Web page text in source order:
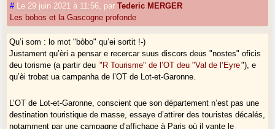
# Le 29 juin 2021 à 11:56 parTederic MERGER
Les bobos et la Gascogne profonde
Qu’i som : lo mot "bòbo" qu’ei sortit !-)
Justament qu’èri a pensar e recercar suus discors deus "nostes" oficis
deu torisme (a partir deu "R Tourisme" de l’OT deu "Val de l’Eyre"), e
qu’èi trobat ua campanha de l’OT de Lot-et-Garonne.
L’OT de Lot-et-Garonne, conscient que son département n’est pas une
destination touristique de masse, essaye d’attirer des touristes décalés,
notamment par une campagne d’affichage à Paris où il vante le